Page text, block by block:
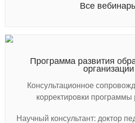
Все
Программа развития
организации
Консультационное
корректировки
Научный консультант: доктор